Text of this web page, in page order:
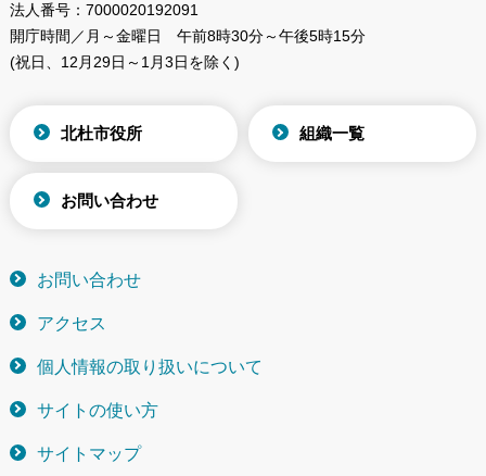
法人番号： 7000020192091
開庁時間／月～金曜日
午前8時30分～午後5時15分
(祝日、12月29日～1月3日を除く)
北杜市役所 組織一覧
お問い合わせ
お問い合わせ
アクセス
個人情報の取り扱いについて
サイトの使い方
サイトマップ